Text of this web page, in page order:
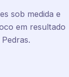
sob medida e
em resultado